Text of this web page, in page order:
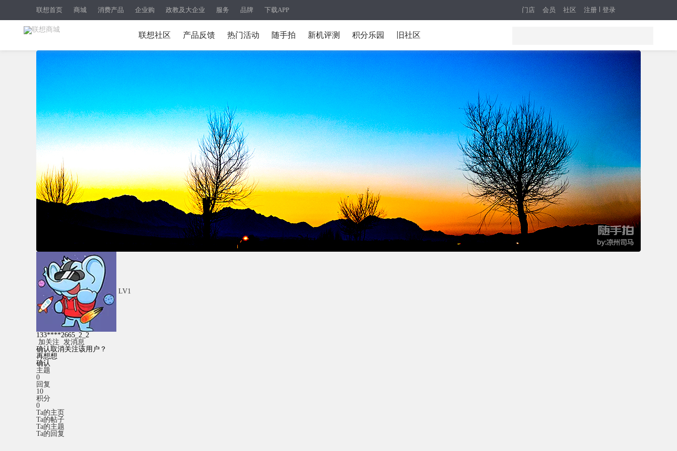
联想首页 商城 消费产品 企业购 政教及大企业 服务 品牌 下载APP 注册 登录
门店 会员 社区
联想社区 产品反馈 热门活动 随手拍 新机评测 积分乐园 旧社区
LV1
133****2665_2_2
加关注 发消息
确认取消关注该用户？
再想想
确认
主题
0
回复
10
积分
0
Ta的主页
Ta的帖子
Ta的主题
Ta的回复